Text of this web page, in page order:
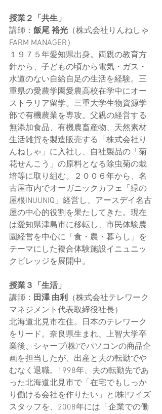
授業２「共生」
講師： 飯尾 裕光 （株式会社りんねしゃ
FARM MANAGER）
１９７５年愛知県出身。両親の教育方
針から、子どもの頃から電気・ガス・
水道のない自給自足の生活を経験。三
重県の愛農学園愛農高校在学中にオー
ストラリア留学。三重大学生物資源学
部で有機農業を専攻。父親の経営する
無添加食品、有機農畜産物、天然素材
生活雑貨を製造販売する「株式会社り
んねしゃ」に入社し、自社製品の「菊
花せんこう」の原料となる除虫菊の栽
培等に取り組む。２００６年から、名
古屋市内でオーガニックカフェ「緑の
屋根INUUNIQ」経営し、アースデイ名古
屋の中心的役割を果たしてきた。現在
は愛知県津島市に移転し、市民体験農
園経営を中心に「食・農・暮らし」を
テーマにした複合体験施設イニュニッ
クビレッジを展開中。
授業３「生活」
講師： 田澤 由利 （株式会社テレワーク
マネジメント代表取締役社長）
北海道北見市在住。日本のテレワーク
をリード。奈良県生まれ、上智大学卒
業後、シャープ(株)でパソコンの商品企
画を担当したが、出産と夫の転勤でや
むなく退職。1998年、夫の転勤先であ
った北海道北見市で「在宅でもしっか
り働ける会社を作りたい」と(株)ワイズ
スタッフを、2008年には「企業での働